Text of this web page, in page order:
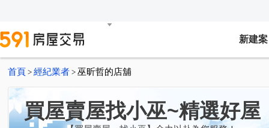
新建案
首頁 > 經紀業者 > 巫昕哲的店舖
買屋賣屋找小巫~精選好屋